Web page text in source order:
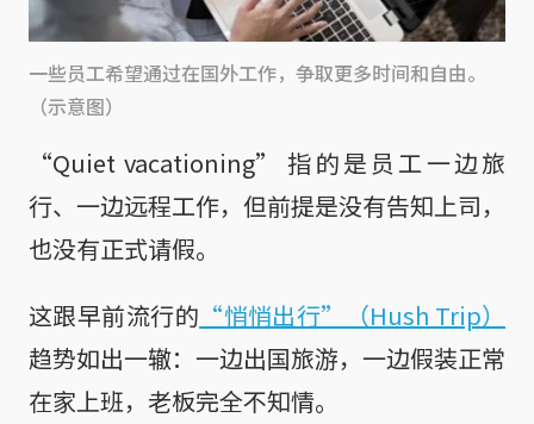
一些员工希望通过在国外工作，争取更多时间和自由。
（示意图）
“Quiet vacationing” 指的是员工一边旅
行、一边远程工作，但前提是没有告知上司，
也没有正式请假。
这跟早前流行的 “悄悄出行”（Hush Trip）
趋势如出一辙：一边出国旅游，一边假装正常
在家上班，老板完全不知情。